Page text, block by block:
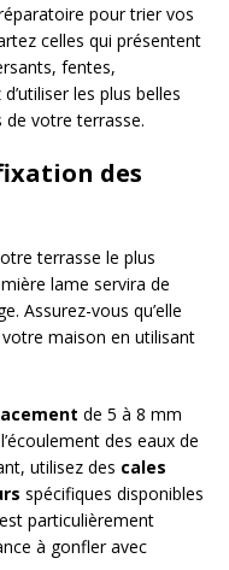
pour trier vos
celles qui présentent
fentes,
les plus belles
de votre terrasse.
des
terrasse le plus
lame servira de
Assurez-vous qu’elle
maison en utilisant
de 5 à 8 mm
des eaux de
utilisez des cales
spécifiques disponibles
particulièrement
à gonfler avec